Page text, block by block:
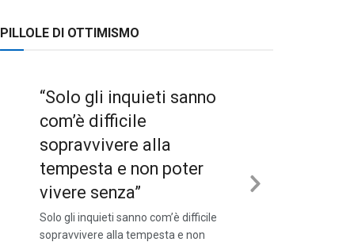
PILLOLE DI OTTIMISMO
“Solo gli inquieti sanno
com’è difficile
sopravvivere alla
tempesta e non poter
vivere senza”
Solo gli inquieti sanno com’è difficile
sopravvivere alla tempesta e non